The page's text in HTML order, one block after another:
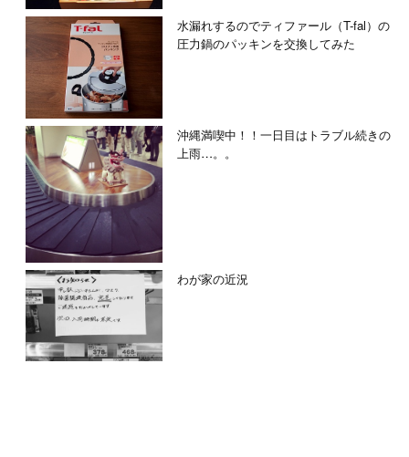
水漏れするのでティファール（T-fal）の
圧力鍋のパッキンを交換してみた
沖縄満喫中！！一日目はトラブル続きの
上雨…。。
わが家の近況